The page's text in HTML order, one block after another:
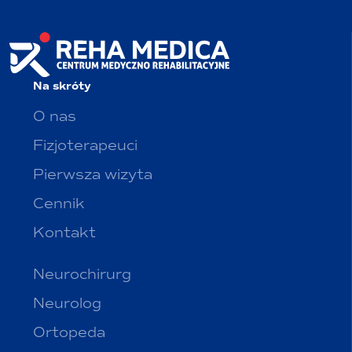
Na skróty
O nas
Fizjoterapeuci
Pierwsza wizyta
Cennik
Kontakt
Neurochirurg
Neurolog
Ortopeda